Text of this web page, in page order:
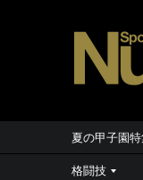
夏の甲子園
格闘技